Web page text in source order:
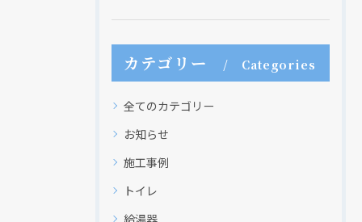
カテゴリー Categories
全てのカテゴリー
お知らせ
施工事例
トイレ